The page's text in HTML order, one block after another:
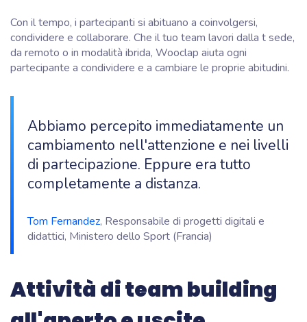
Con il tempo, i partecipanti si abituano a coinvolgersi,
condividere e collaborare. Che il tuo team lavori dalla t sede,
da remoto o in modalità ibrida, Wooclap aiuta ogni
partecipante a condividere e a cambiare le proprie abitudini.
Abbiamo percepito immediatamente un
cambiamento nell'attenzione e nei livelli
di partecipazione. Eppure era tutto
completamente a distanza.
Tom Fernandez, Responsabile di progetti digitali e
didattici, Ministero dello Sport (Francia)
Attività di team building